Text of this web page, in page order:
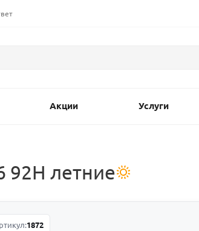
Акции Услуги
92H летние
1872